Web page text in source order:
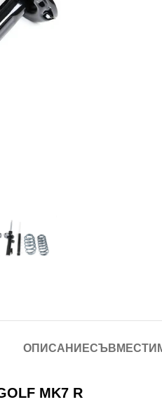
ОПИСАНИЕ
MK7 R